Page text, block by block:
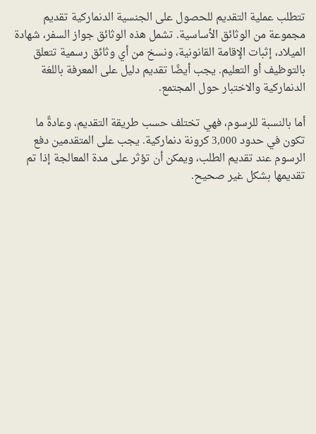
تتطلب عملية التقديم للحصول على الجنسية الدنماركية تقديم
مجموعة من الوثائق الأساسية. تشمل هذه الوثائق جواز السفر، شهادة
الميلاد، إثبات الإقامة القانونية، ونسخ من أي وثائق رسمية تتعلق
بالتوظيف أو التعليم. يجب أيضًا تقديم دليل على المعرفة باللغة
الدنماركية والاختبار حول المجتمع.
أما بالنسبة للرسوم، فهي تختلف حسب طريقة التقديم، وعادةً ما
تكون في حدود 3,000 كرونة دنماركية. يجب على المتقدمين دفع
الرسوم عند تقديم الطلب، ويمكن أن تؤثر على مدة المعالجة إذا تم
تقديمها بشكل غير صحيح.